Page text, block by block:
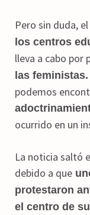
Pero sin duda, el
los centros
lleva a cabo por
las feministas.
podemos
ocurrido en un
La noticia saltó
debido a que
protestaron
el centro de